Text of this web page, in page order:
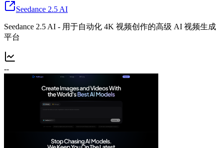
Seedance 2.5 AI
Seedance 2.5 AI - 用于自动化 4K 视频创作的高级 AI 视频生成
平台
--